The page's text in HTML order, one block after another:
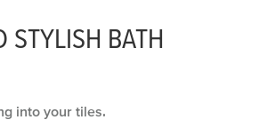
STYLISH BATH
into your tiles.